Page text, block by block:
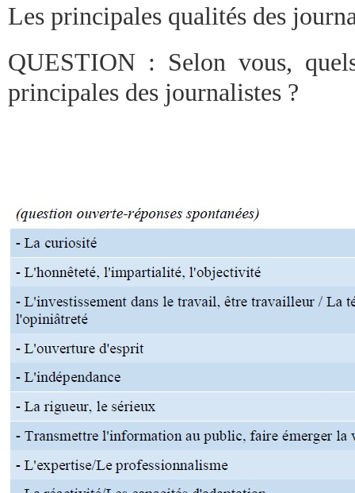
Les principales qualités des
QUESTION : Selon vous,
principales des journalistes ?